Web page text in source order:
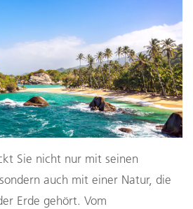
Sie nicht nur mit seinen
auch mit einer Natur, die
Erde gehört. Vom